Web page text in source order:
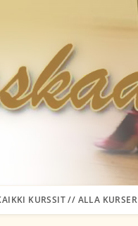
KURSSIT // ALLA KURSER